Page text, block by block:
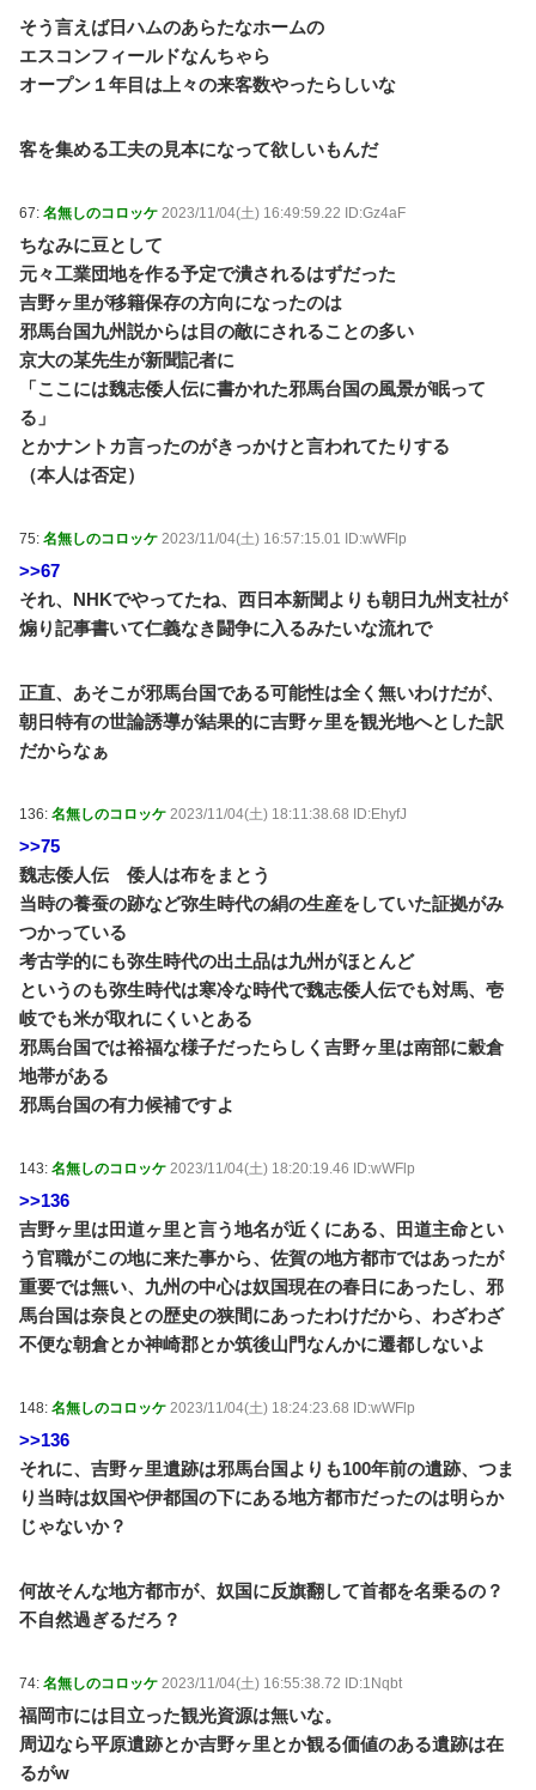
そう言えば日ハムのあらたなホームの
エスコンフィールドなんちゃら
オープン１年目は上々の来客数やったらしいな
客を集める工夫の見本になって欲しいもんだ
67: 名無しのコロッケ 2023/11/04(土) 16:49:59.22 ID:Gz4aF
ちなみに豆として
元々工業団地を作る予定で潰されるはずだった
吉野ヶ里が移籍保存の方向になったのは
邪馬台国九州説からは目の敵にされることの多い
京大の某先生が新聞記者に
「ここには魏志倭人伝に書かれた邪馬台国の風景が眠って
る」
とかナントカ言ったのがきっかけと言われてたりする
（本人は否定）
75: 名無しのコロッケ 2023/11/04(土) 16:57:15.01 ID:wWFlp
>>67
それ、NHKでやってたね、西日本新聞よりも朝日九州支社が
煽り記事書いて仁義なき闘争に入るみたいな流れで
正直、あそこが邪馬台国である可能性は全く無いわけだが、
朝日特有の世論誘導が結果的に吉野ヶ里を観光地へとした訳
だからなぁ
136: 名無しのコロッケ 2023/11/04(土) 18:11:38.68 ID:EhyfJ
>>75
魏志倭人伝 倭人は布をまとう
当時の養蚕の跡など弥生時代の絹の生産をしていた証拠がみ
つかっている
考古学的にも弥生時代の出土品は九州がほとんど
というのも弥生時代は寒冷な時代で魏志倭人伝でも対馬、壱
岐でも米が取れにくいとある
邪馬台国では裕福な様子だったらしく吉野ヶ里は南部に穀倉
地帯がある
邪馬台国の有力候補ですよ
143: 名無しのコロッケ 2023/11/04(土) 18:20:19.46 ID:wWFlp
>>136
吉野ヶ里は田道ヶ里と言う地名が近くにある、田道主命とい
う官職がこの地に来た事から、佐賀の地方都市ではあったが
重要では無い、九州の中心は奴国現在の春日にあったし、邪
馬台国は奈良との歴史の狭間にあったわけだから、わざわざ
不便な朝倉とか神崎郡とか筑後山門なんかに遷都しないよ
148: 名無しのコロッケ 2023/11/04(土) 18:24:23.68 ID:wWFlp
>>136
それに、吉野ヶ里遺跡は邪馬台国よりも100年前の遺跡、つま
り当時は奴国や伊都国の下にある地方都市だったのは明らか
じゃないか？
何故そんな地方都市が、奴国に反旗翻して首都を名乗るの？
不自然過ぎるだろ？
74: 名無しのコロッケ 2023/11/04(土) 16:55:38.72 ID:1Nqbt
福岡市には目立った観光資源は無いな。
周辺なら平原遺跡とか吉野ヶ里とか観る価値のある遺跡は在
るがw